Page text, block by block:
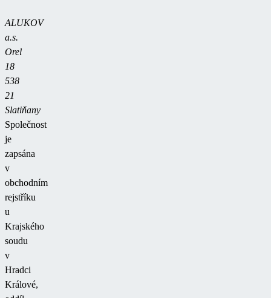
ALUKOV
a.s.
Orel
18
538
21
Slatiňany
Společnost
je
zapsána
v
obchodním
rejstříku
u
Krajského
soudu
v
Hradci
Králové,